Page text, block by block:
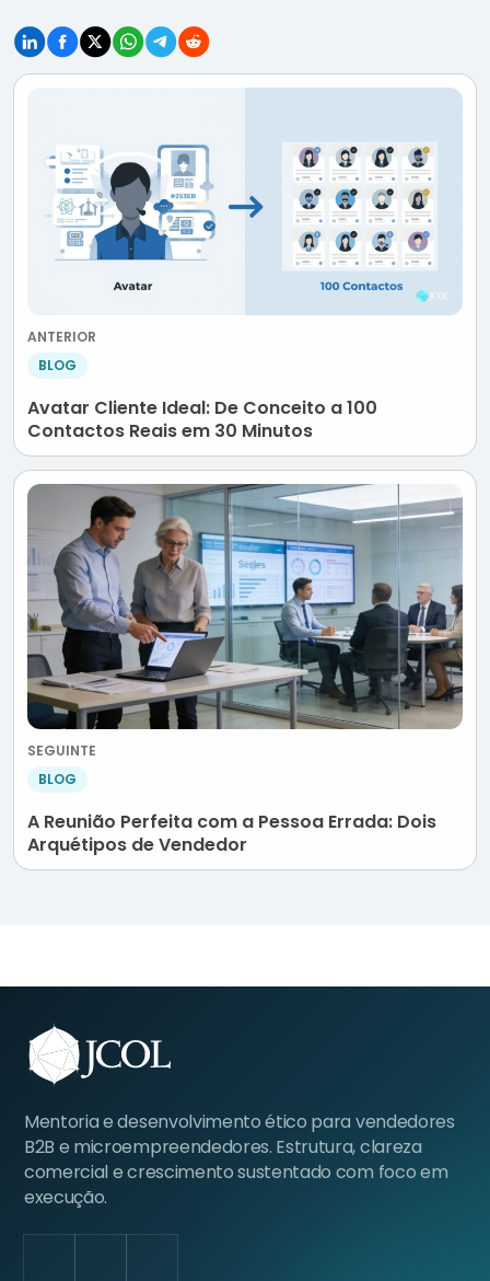
ANTERIOR
BLOG
Avatar Cliente Ideal: De Conceito a 100
Contactos Reais em 30 Minutos
SEGUINTE
BLOG
A Reunião Perfeita com a Pessoa Errada: Dois
Arquétipos de Vendedor
Mentoria e desenvolvimento ético para vendedores
B2B e microempreendedores. Estrutura, clareza
comercial e crescimento sustentado com foco em
execução.